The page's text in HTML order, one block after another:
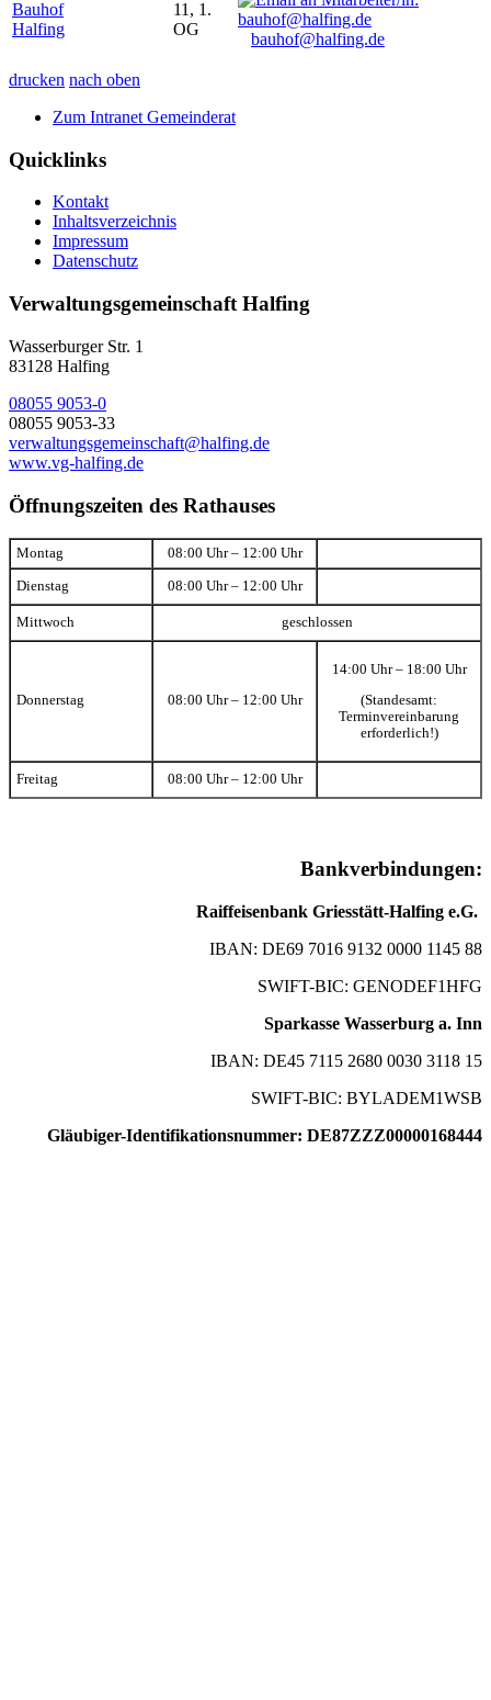
Bauhof
Halfing
11, 1.
OG
bauhof@halfing.de
drucken nach oben
Zum Intranet Gemeinderat
Quicklinks
Kontakt
Inhaltsverzeichnis
Impressum
Datenschutz
Verwaltungsgemeinschaft Halfing
Wasserburger Str. 1
83128 Halfing
08055 9053-0
08055 9053-33
verwaltungsgemeinschaft@halfing.de
www.vg-halfing.de
Öffnungszeiten des Rathauses
Montag 08:00 Uhr – 12:00 Uhr
Dienstag 08:00 Uhr – 12:00 Uhr
Mittwoch geschlossen
Donnerstag 08:00 Uhr – 12:00 Uhr
14:00 Uhr – 18:00 Uhr
(Standesamt:
Terminvereinbarung
erforderlich!)
Freitag 08:00 Uhr – 12:00 Uhr
Bankverbindungen:
Raiffeisenbank Griesstätt-Halfing e.G.
IBAN: DE69 7016 9132 0000 1145 88
SWIFT-BIC: GENODEF1HFG
Sparkasse Wasserburg a. Inn
IBAN: DE45 7115 2680 0030 3118 15
SWIFT-BIC: BYLADEM1WSB
Gläubiger-Identifikationsnummer: DE87ZZZ00000168444